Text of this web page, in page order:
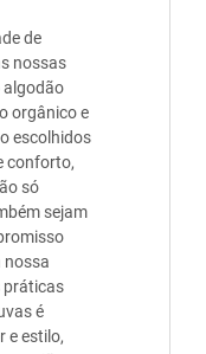
de
nossas
algodão
orgânico e
escolhidos
conforto,
só
sejam
nossa
práticas
é
e estilo,